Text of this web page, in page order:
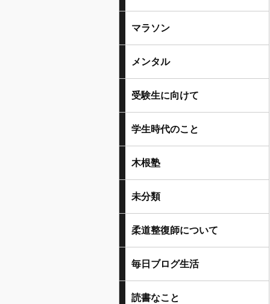
マラソン
メンタル
受験生に向けて
学生時代のこと
木根塾
未分類
柔道整復師について
毎日ブログ生活
読書なこと